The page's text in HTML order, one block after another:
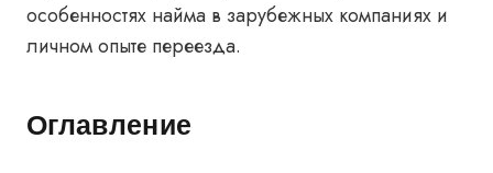
особенностях найма в зарубежных компаниях и
личном опыте переезда.
Оглавление